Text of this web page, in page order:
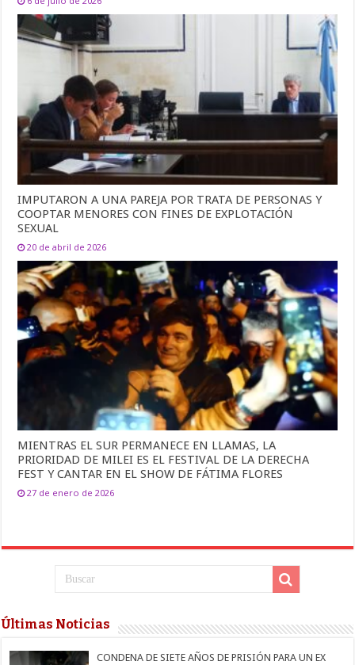
IMPUTARON A UNA PAREJA POR TRATA DE PERSONAS Y
COOPTAR MENORES CON FINES DE EXPLOTACIÓN
SEXUAL
20 de abril de 2026
MIENTRAS EL SUR PERMANECE EN LLAMAS, LA
PRIORIDAD DE MILEI ES EL FESTIVAL DE LA DERECHA
FEST Y CANTAR EN EL SHOW DE FÁTIMA FLORES
27 de enero de 2026
Últimas Noticias
CONDENA DE SIETE AÑOS DE PRISIÓN PARA UN EX